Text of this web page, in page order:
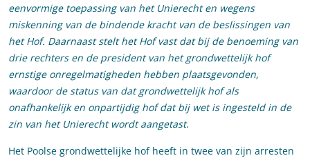
eenvormige toepassing van het Unierecht en wegens
miskenning van de bindende kracht van de beslissingen van
het Hof. Daarnaast stelt het Hof vast dat bij de benoeming van
drie rechters en de president van het grondwettelijk hof
ernstige onregelmatigheden hebben plaatsgevonden,
waardoor de status van dat grondwettelijk hof als
onafhankelijk en onpartijdig hof dat bij wet is ingesteld in de
zin van het Unierecht wordt aangetast.
Het Poolse grondwettelijke hof heeft in twee van zijn arresten